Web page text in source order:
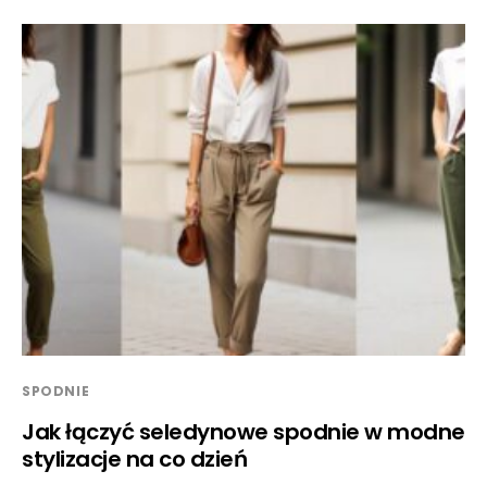
SPODNIE
Jak łączyć seledynowe spodnie w modne
stylizacje na co dzień